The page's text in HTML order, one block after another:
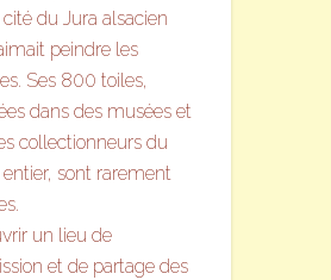
du Jura alsacien
peindre les
Ses 800 toiles,
dans des musées et
collectionneurs du
sont rarement
un lieu de
et de partage des